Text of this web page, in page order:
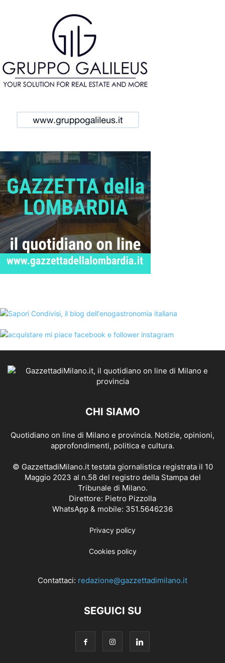
CHI SIAMO
Quotidiano on line di Milano e provincia. Notizie, opinioni,
approfondimenti, politica e cultura.
© GazzettadiMilano.it testata giornalistica registrata il 10
Maggio 2023 al n.58 del registro della Stampa del
Tribunale di Milano.
Direttore: Pietro Pizzolla
WhatsApp & mobile: 351.5646236
Privacy policy
Cookies policy
Contattaci: redazione@gazzettadimilano.it
SEGUICI SU